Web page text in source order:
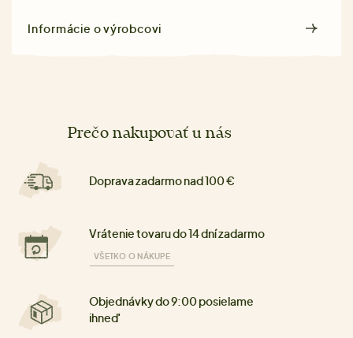
Informácie o výrobcovi
Prečo nakupovať u nás
Doprava zadarmo nad 100 €
Vrátenie tovaru do 14 dní zadarmo
VŠETKO O NÁKUPE
Objednávky do 9:00 posielame
ihneď